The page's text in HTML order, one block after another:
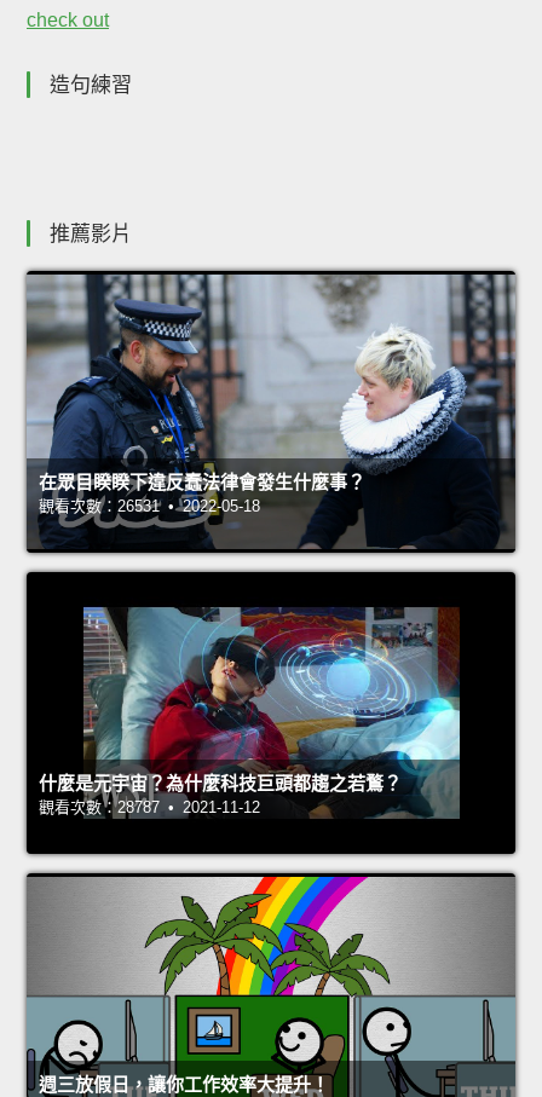
check out
造句練習
推薦影片
在眾目睽睽下違反蠢法律會發生什麼事？
觀看次數：26531 • 2022-05-18
什麼是元宇宙？為什麼科技巨頭都趨之若鶩？
觀看次數：28787 • 2021-11-12
週三放假日，讓你工作效率大提升！